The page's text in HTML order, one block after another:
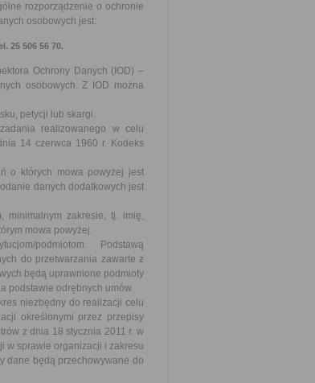
rozporządzenie o ochronie
osobowych jest:
25 506 56 70.
Ochrony Danych (IOD) –
osobowych. Z IOD można
petycji lub skargi.
realizowanego w celu
14 czerwca 1960 r. Kodeks
o których mowa powyżej jest
danych dodatkowych jest
minimalnym zakresie; tj. imię,
mowa powyżej.
podmiotom. Podstawą
do przetwarzania zawarte z
będą uprawnione podmioty
podstawie odrębnych umów.
niezbędny do realizacji celu
określonymi przez przepisy
z dnia 18 stycznia 2011 r. w
w sprawie organizacji i zakresu
dane będą przechowywane do